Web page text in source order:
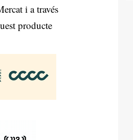
i a través
producte